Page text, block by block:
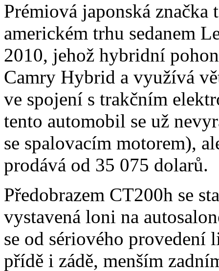
Prémiová japonská značka
americkém trhu sedanem
2010, jehož hybridní
Camry Hybrid a využívá
ve spojení s trakčním
tento automobil se už
se spalovacím motorem),
prodává od 35 075 dolarů.
Předobrazem CT200h se
vystavená loni na
se od sériového provedení
přídě i zádě, menším